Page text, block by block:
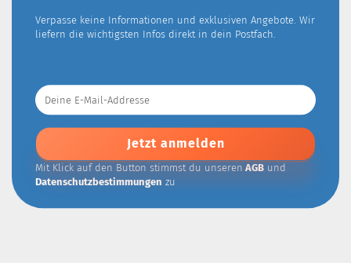
Verpasse keine Informationen und exklusiven Angebote. Wir
liefern die wichtigsten Infos direkt in dein Postfach.
Deine
E-
Mail-
Addresse
Mit Klick auf den Button stimmst du unseren AGB und
Datenschutzbestimmungen zu